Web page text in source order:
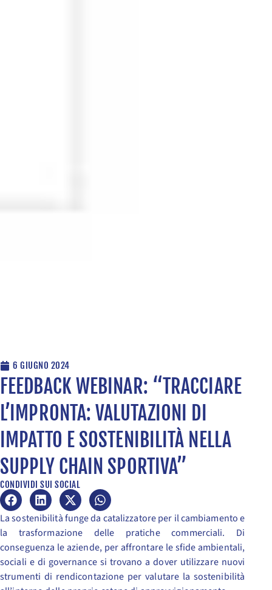
6 GIUGNO 2024
FEEDBACK WEBINAR: “TRACCIARE
L’IMPRONTA: VALUTAZIONI DI
IMPATTO E SOSTENIBILITÀ NELLA
SUPPLY CHAIN SPORTIVA”
CONDIVIDI SUI SOCIAL
La sostenibilità funge da catalizzatore per il cambiamento e
la trasformazione delle pratiche commerciali. Di
conseguenza le aziende, per affrontare le sfide ambientali,
sociali e di governance si trovano a dover utilizzare nuovi
strumenti di rendicontazione per valutare la sostenibilità